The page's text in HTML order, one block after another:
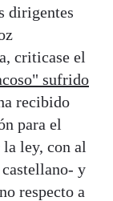
dirigentes
criticase el
sufrido
recibido
para el
ley, con al
y
respecto a